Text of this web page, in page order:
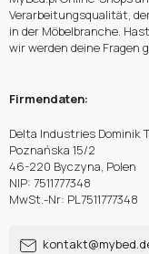
Verarbeitungsqualität,
in der Möbelbranche.
wir werden deine Fragen
Firmendaten:
Delta Industries Dominik
Poznańska 15/2
46-220 Byczyna, Polen
NIP: 7511777348
MwSt.-Nr: PL7511777348